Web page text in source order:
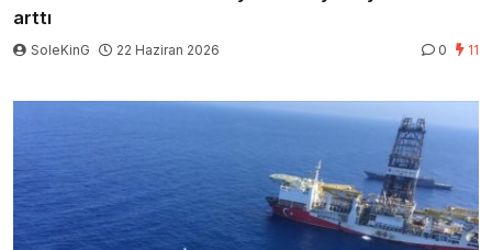
arttı
SoleKinG 22 Haziran 2026 0 11